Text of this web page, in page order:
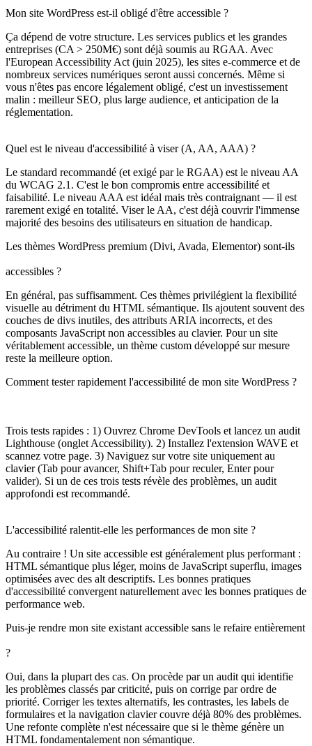
Mon site WordPress est-il obligé d'être accessible ?
Ça dépend de votre structure. Les services publics et les grandes
entreprises (CA > 250M€) sont déjà soumis au RGAA. Avec
l'European Accessibility Act (juin 2025), les sites e-commerce et de
nombreux services numériques seront aussi concernés. Même si
vous n'êtes pas encore légalement obligé, c'est un investissement
malin : meilleur SEO, plus large audience, et anticipation de la
réglementation.
Quel est le niveau d'accessibilité à viser (A, AA, AAA) ?
Le standard recommandé (et exigé par le RGAA) est le niveau AA
du WCAG 2.1. C'est le bon compromis entre accessibilité et
faisabilité. Le niveau AAA est idéal mais très contraignant — il est
rarement exigé en totalité. Viser le AA, c'est déjà couvrir l'immense
majorité des besoins des utilisateurs en situation de handicap.
Les thèmes WordPress premium (Divi, Avada, Elementor) sont-ils
accessibles ?
En général, pas suffisamment. Ces thèmes privilégient la flexibilité
visuelle au détriment du HTML sémantique. Ils ajoutent souvent des
couches de divs inutiles, des attributs ARIA incorrects, et des
composants JavaScript non accessibles au clavier. Pour un site
véritablement accessible, un thème custom développé sur mesure
reste la meilleure option.
Comment tester rapidement l'accessibilité de mon site WordPress ?
Trois tests rapides : 1) Ouvrez Chrome DevTools et lancez un audit
Lighthouse (onglet Accessibility). 2) Installez l'extension WAVE et
scannez votre page. 3) Naviguez sur votre site uniquement au
clavier (Tab pour avancer, Shift+Tab pour reculer, Enter pour
valider). Si un de ces trois tests révèle des problèmes, un audit
approfondi est recommandé.
L'accessibilité ralentit-elle les performances de mon site ?
Au contraire ! Un site accessible est généralement plus performant :
HTML sémantique plus léger, moins de JavaScript superflu, images
optimisées avec des alt descriptifs. Les bonnes pratiques
d'accessibilité convergent naturellement avec les bonnes pratiques de
performance web.
Puis-je rendre mon site existant accessible sans le refaire entièrement
?
Oui, dans la plupart des cas. On procède par un audit qui identifie
les problèmes classés par criticité, puis on corrige par ordre de
priorité. Corriger les textes alternatifs, les contrastes, les labels de
formulaires et la navigation clavier couvre déjà 80% des problèmes.
Une refonte complète n'est nécessaire que si le thème génère un
HTML fondamentalement non sémantique.